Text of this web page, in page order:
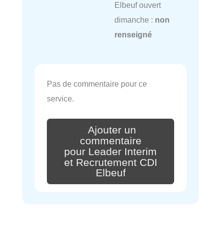
Elbeuf ouvert
dimanche : non
renseigné
Pas de commentaire pour ce
service.
Ajouter un
commentaire
pour Leader Interim
et Recrutement CDI
Elbeuf